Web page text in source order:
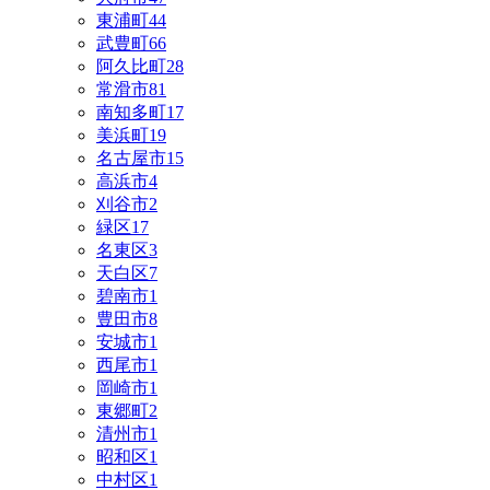
東浦町44
武豊町66
阿久比町28
常滑市81
南知多町17
美浜町19
名古屋市15
高浜市4
刈谷市2
緑区17
名東区3
天白区7
碧南市1
豊田市8
安城市1
西尾市1
岡崎市1
東郷町2
清州市1
昭和区1
中村区1